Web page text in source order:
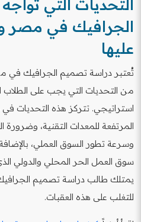
التحديات التي
الجرافيك في مصر
عليها
تُعتبر دراسة تصميم الجرافيك في
من التحديات التي يجب على الطلاب
استراتيجي. تتركز هذه التحديات في
المرتفعة للمعدات التقنية، وضرورة
وسرعة تطور السوق العملي،
سوق العمل الحر المحلي والدولي
يمتلك طالب دراسة تصميم
للتغلب على هذه العقبات.